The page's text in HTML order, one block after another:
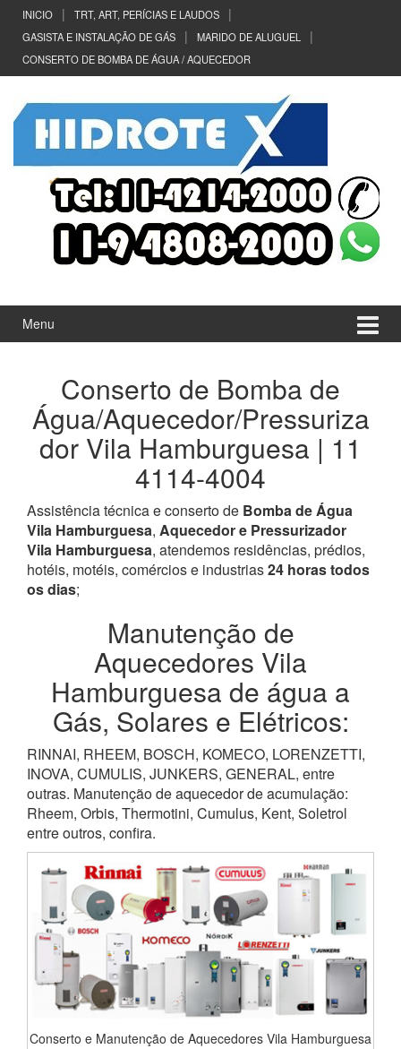
Conteúdo
Pular
menu
principal
INICIO
TRT, ART, PERÍCIAS E LAUDOS
GASISTA E INSTALAÇÃO DE GÁS
MARIDO DE ALUGUEL
CONSERTO DE BOMBA DE ÁGUA / AQUECEDOR
Menu
Conserto de Bomba de
Água/Aquecedor/Pressuriza
dor Vila Hamburguesa | 11
4114-4004
Assistência técnica e conserto de Bomba de Água
Vila Hamburguesa, Aquecedor e Pressurizador
Vila Hamburguesa, atendemos residências, prédios,
hotéis, motéis, comércios e industrias24 horas todos
os dias;
Manutenção de
Aquecedores Vila
Hamburguesa de água a
Gás, Solares e Elétricos:
RINNAI, RHEEM, BOSCH, KOMECO, LORENZETTI,
INOVA, CUMULIS, JUNKERS, GENERAL, entre
outras. Manutenção de aquecedor de acumulação:
Rheem, Orbis, Thermotini, Cumulus, Kent, Soletrol
entre outros, confira.
Conserto e Manutenção de Aquecedores Vila Hamburguesa